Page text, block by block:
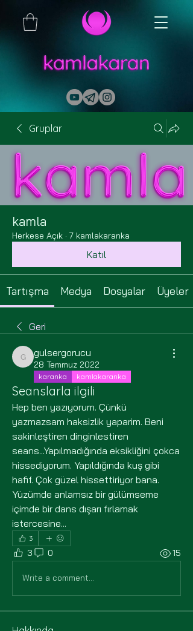
Gruplar
kamla
Herkese Açık · 7 kamlakaranka
Katıl
Tartışma Medya Dosyalar Üyeler
Geri
gulsergorucu
gulsergorucu
28 Temmuz 2022
karanka kamlakaranka
Seanslarla ilgili
Hep ben yazıyorum. Çünkü
yazmazsam haksizlik yaparim. Beni
sakinleştiren dinginlestiren
seans...Yapılmadığında eksikliğini çokca
hissediyorum. Yapıldığında kuş gibi
hafif. Çok güzel hissettiriyor bana.
Yüzümde anlamsız bir gülümseme
içimde bir dans dışarı fırlamak
istercesine...
3
3 0 15
Write a comment...